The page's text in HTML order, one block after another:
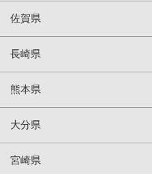
佐賀県
長崎県
熊本県
大分県
宮崎県